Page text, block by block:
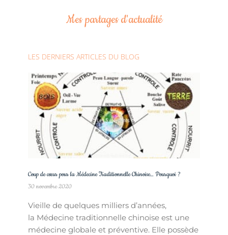
Mes partages d'actualité
LES DERNIERS ARTICLES DU BLOG
Coup de cœur pour la Médecine Traditionnelle Chinoise… Pourquoi ?
30 novembre 2020
Vieille de quelques milliers d’années,
la Médecine traditionnelle chinoise est une
médecine globale et préventive. Elle possède